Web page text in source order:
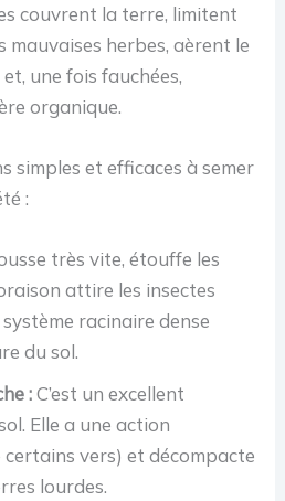
couvrent la terre, limitent
mauvaises herbes, aèrent le
une fois fauchées,
organique.
simples et efficaces à semer
:
très vite, étouffe les
attire les insectes
racinaire dense
du sol.
:C’est un excellent
Elle a une action
vers) et décompacte
lourdes.